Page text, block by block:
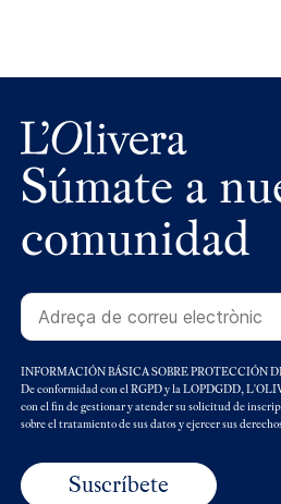
Súmate a
comunidad
INFORMACIÓN BÁSICA SOBRE PROTECCIÓN
De conformidad con el RGPD y la LOPDGDD,
con el fin de gestionar y atender su solicitud de
sobre el tratamiento de sus datos y ejercer sus